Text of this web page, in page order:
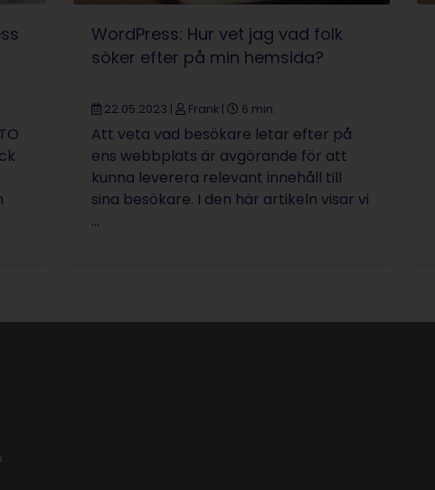
WordPress: Hur vet jag vad folk
söker efter på min hemsida?
22.05.2023 Frank 6 min.
Att veta vad besökare letar efter på
ens webbplats är avgörande för att
kunna leverera relevant innehåll till
sina besökare. I den här artikeln visar vi
...